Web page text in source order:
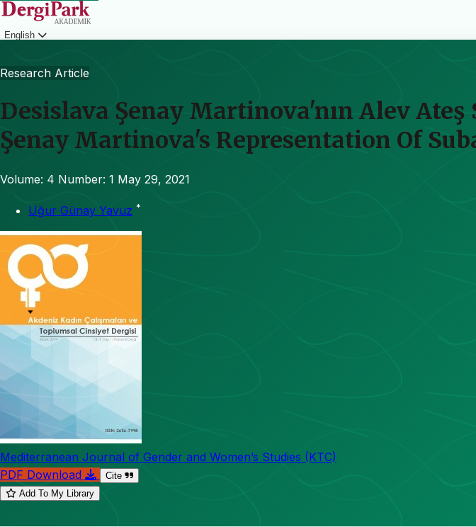
English
Research Article
Desislava Şenay Martinova'nın Alev
Şenay Martinova's Representation Of
Volume: 4 Number: 1 May 29, 2021
Uğur Günay Yavuz *
Mediterranean Journal of Gender and Women’s Studies (KTC)
PDF Download
Cite
Add To My Library